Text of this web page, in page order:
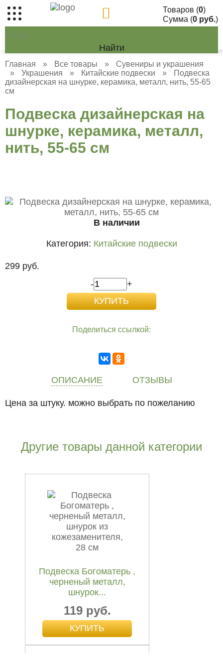
Товаров (0)
Сумма (0 руб.)
Найти
Главная » Все товары »
Сувениры и украшения
»
Украшения » Китайские подвески »
Подвеска
дизайнерская на шнурке, керамика, металл, нить, 55-65
см
Подвеска дизайнерская на
шнурке, керамика, металл,
нить, 55-65 см
В наличии
Категория: Китайские подвески
299 руб.
-
+
Поделиться ссылкой:
ОПИСАНИЕ ОТЗЫВЫ
Цена за штуку. можно выбрать по пожеланию
Другие товары данной категории
Подвеска Богоматерь ,
черненый металл,
шнурок...
119 руб.